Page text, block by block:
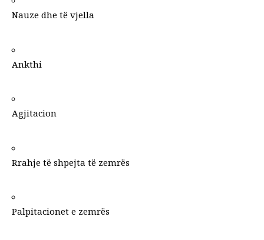
Nauze dhe të vjella
Ankthi
Agjitacion
Rrahje të shpejta të zemrës
Palpitacionet e zemrës